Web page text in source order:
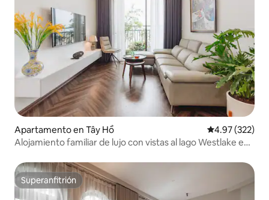
Apartamento en Tây Hồ Calificación
4.97 (322)
Alojamiento familiar de lujo con vistas al lago Westlake en
Superanfitrión
Superanfitrión